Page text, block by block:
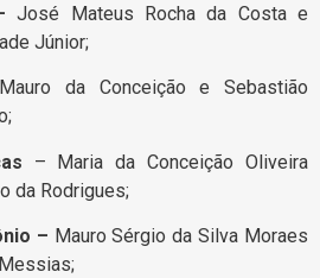
José Mateus Rocha da Costa e
Júnior;
Mauro da Conceição e Sebastião
– Maria da Conceição Oliveira
da Rodrigues;
– Mauro Sérgio da Silva Moraes